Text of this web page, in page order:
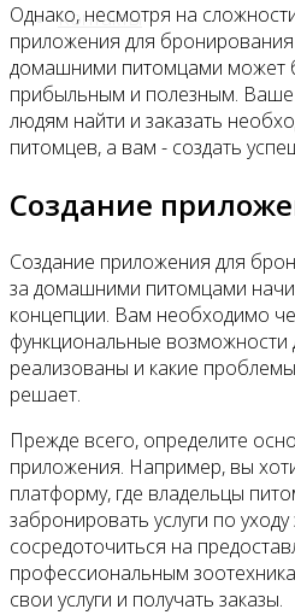
Контакты
Однако, несмотря на
приложения для бронирования
домашними питомцами может
прибыльным и полезным.
людям найти и заказать
питомцев, а вам - создать
Создание
Создание приложения для
за домашними питомцами
концепции. Вам необходимо
функциональные
реализованы и какие
решает.
Прежде всего, определите
приложения. Например, вы
платформу, где владельцы
забронировать услуги по
сосредоточиться на
профессиональным
свои услуги и получать заказы.